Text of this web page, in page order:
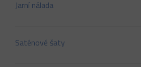
Jarní nálada
Saténové šaty